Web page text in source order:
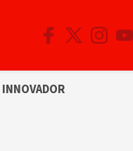
INNOVADOR